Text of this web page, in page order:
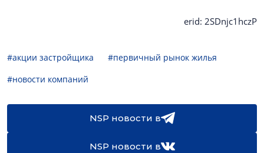
erid: 2SDnjc1hczP
#акции застройщика
#первичный рынок жилья
#новости компаний
NSP новости в
NSP новости в